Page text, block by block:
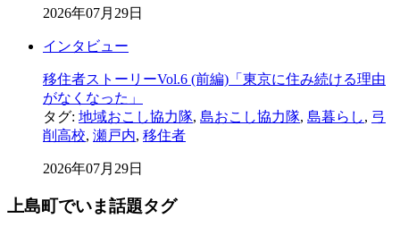
2026年07月29日
インタビュー
移住者ストーリーVol.6 (前編)「東京に住み続ける理由
がなくなった」
タグ: 地域おこし協力隊, 島おこし協力隊, 島暮らし, 弓
削高校, 瀬戸内, 移住者
2026年07月29日
上島町でいま話題タグ